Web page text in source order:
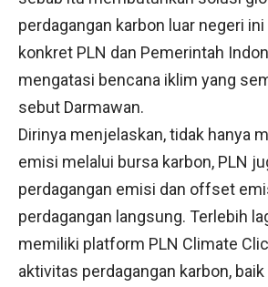
perdagangan karbon luar negeri
konkret PLN dan Pemerintah
mengatasi bencana iklim yang
sebut Darmawan.
Dirinya menjelaskan, tidak hanya
emisi melalui bursa karbon, PLN
perdagangan emisi dan offset
perdagangan langsung. Terlebih
memiliki platform PLN Climate
aktivitas perdagangan karbon,